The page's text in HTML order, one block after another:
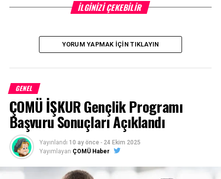
İLIŞKILI BAŞLIKLAR:
Çanakkale Valisi Güngör Azim Tuna, Lapseki Meslek
Yüksekokulu’ nu Ziyaret Etti
İŞTE BURSLARA YAPILAN ZAM MİKTARI
İLGINIZI ÇEKEBILIR
YORUM YAPMAK İÇIN TIKLAYIN
GENEL
ÇOMÜ İŞKUR Gençlik Programı
Başvuru Sonuçları Açıklandı
Yayınlandı 10 ay önce - 24 Ekim 2025
Yayımlayan ÇOMÜ Haber